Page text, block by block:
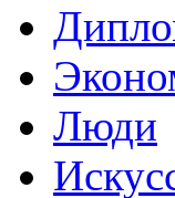
Люди